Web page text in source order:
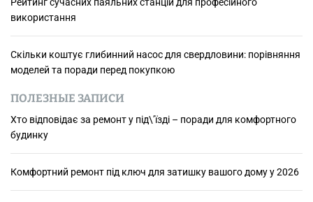
використання
Скільки коштує глибинний насос для свердловини: порівняння
моделей та поради перед покупкою
ПОЛЕЗНЫЕ ЗАПИСИ
Хто відповідає за ремонт у під\’їзді – поради для комфортного
будинку
Комфортний ремонт під ключ для затишку вашого дому у 2026